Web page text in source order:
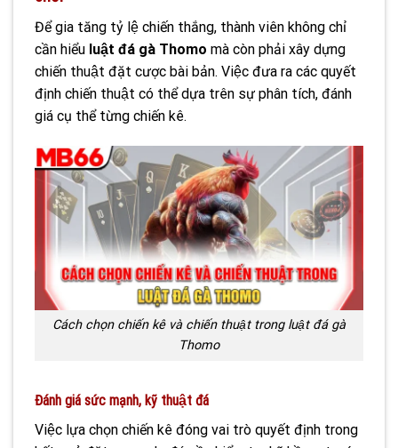
Để gia tăng tỷ lệ chiến thắng, thành viên không chỉ
cần hiểu luật đá gà Thomo mà còn phải xây dựng
chiến thuật đặt cược bài bản. Việc đưa ra các quyết
định chiến thuật có thể dựa trên sự phân tích, đánh
giá cụ thể từng chiến kê.
Cách chọn chiến kê và chiến thuật trong luật đá gà
Thomo
Đánh giá sức mạnh, kỹ thuật đá
Việc lựa chọn chiến kê đóng vai trò quyết định trong